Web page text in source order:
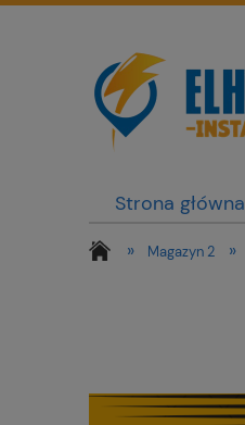
Strona główna
» Magazyn 2 »